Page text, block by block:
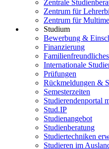
Zentrale
Zentrum für
Zentrum für
Studium
Bewerbung &
Finanzierung
Internationale
Prüfungen
Rückmeldungen &
Semesterzeiten
Studierendenportal
Stud.IP
Studienangebot
Studienberatung
Studiertechniken
Studieren im